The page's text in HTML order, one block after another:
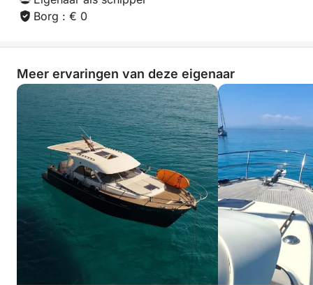
Borg : € 0
Meer ervaringen van deze eigenaar